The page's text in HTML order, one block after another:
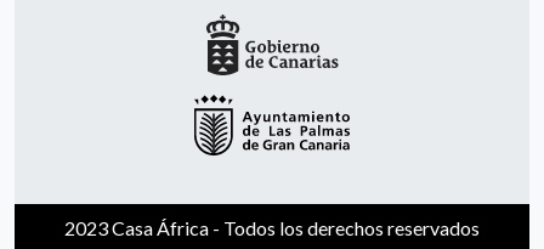
2023 Casa África - Todos los derechos reservados